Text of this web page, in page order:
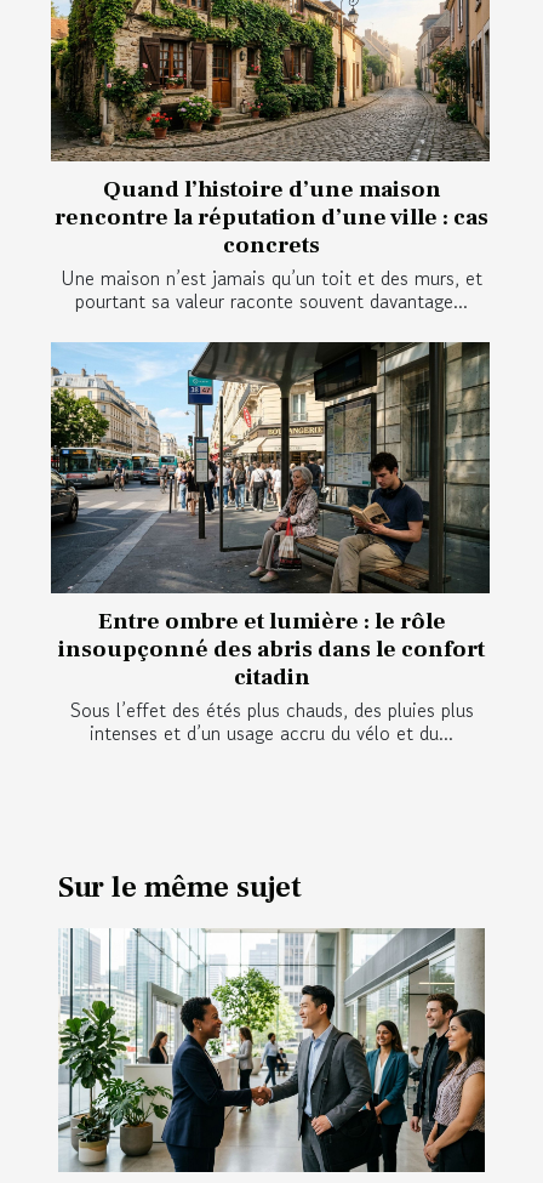
Quand l’histoire d’une maison
rencontre la réputation d’une ville : cas
concrets
Une maison n’est jamais qu’un toit et des murs, et
pourtant sa valeur raconte souvent davantage...
Entre ombre et lumière : le rôle
insoupçonné des abris dans le confort
citadin
Sous l’effet des étés plus chauds, des pluies plus
intenses et d’un usage accru du vélo et du...
Sur le même sujet